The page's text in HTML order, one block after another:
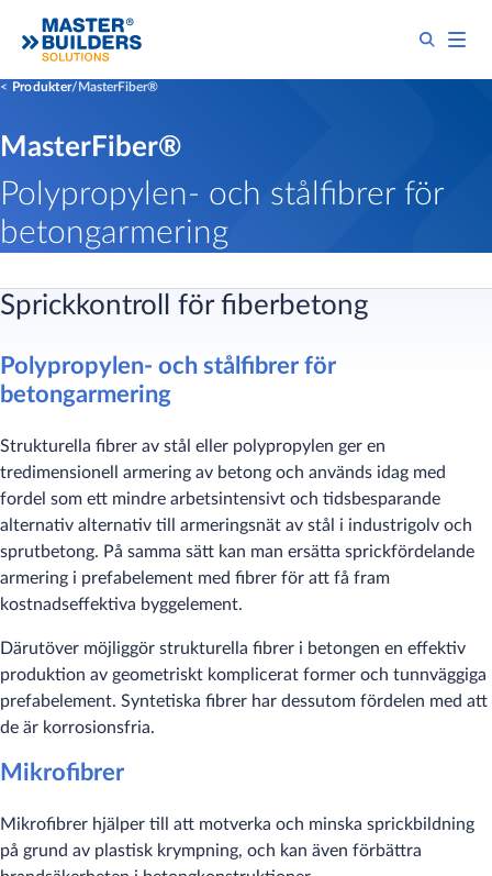
Produkter MasterFiber®
MasterFiber®
Polypropylen- och stålfibrer för
betongarmering
Sprickkontroll för fiberbetong
Polypropylen- och stålfibrer för
betongarmering
Strukturella fibrer av stål eller polypropylen ger en
tredimensionell armering av betong och används idag med
fordel som ett mindre arbetsintensivt och tidsbesparande
alternativ alternativ till armeringsnät av stål i industrigolv och
sprutbetong. På samma sätt kan man ersätta sprickfördelande
armering i prefabelement med fibrer för att få fram
kostnadseffektiva byggelement.
Därutöver möjliggör strukturella fibrer i betongen en effektiv
produktion av geometriskt komplicerat former och tunnväggiga
prefabelement. Syntetiska fibrer har dessutom fördelen med att
de är korrosionsfria.
Mikrofibrer
Mikrofibrer hjälper till att motverka och minska sprickbildning
på grund av plastisk krympning, och kan även förbättra